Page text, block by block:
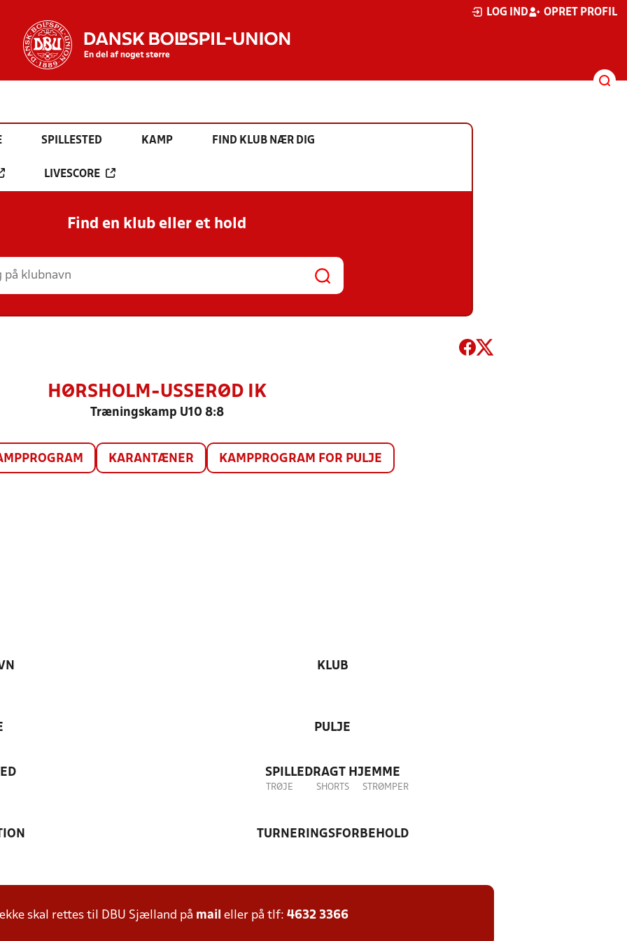
LOG IND OPRET PROFIL
SPILLESTED KAMP FIND KLUB NÆR DIG
LIVESCORE
Find en klub eller et hold
HØRSHOLM-USSERØD IK
Træningskamp U10 8:8
KARANTÆNER KAMPPROGRAM FOR PULJE
KLUB
PULJE
SPILLEDRAGT HJEMME
TRØJE SHORTS STRØMPER
TURNERINGSFORBEHOLD
skal rettes til DBU Sjælland på mail eller på tlf: 4632 3366